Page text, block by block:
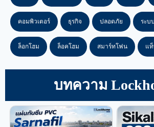
คอมพิวเตอร์ ธุรกิจ ปลอดภัย ระบ
ล็อกโฮม ล็อคโฮม สมาร์ทโฟน แท็
บทความ